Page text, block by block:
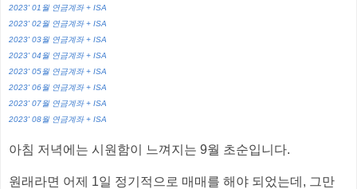
2023' 01월 연금계좌 + ISA
2023' 02월 연금계좌 + ISA
2023' 03월 연금계좌 + ISA
2023' 04월 연금계좌 + ISA
2023' 05월 연금계좌 + ISA
2023' 06월 연금계좌 + ISA
2023' 07월 연금계좌 + ISA
2023' 08월 연금계좌 + ISA
아침 저녁에는 시원함이 느껴지는 9월 초순입니다.
원래라면 어제 1일 정기적으로 매매를 해야 되었는데, 그만